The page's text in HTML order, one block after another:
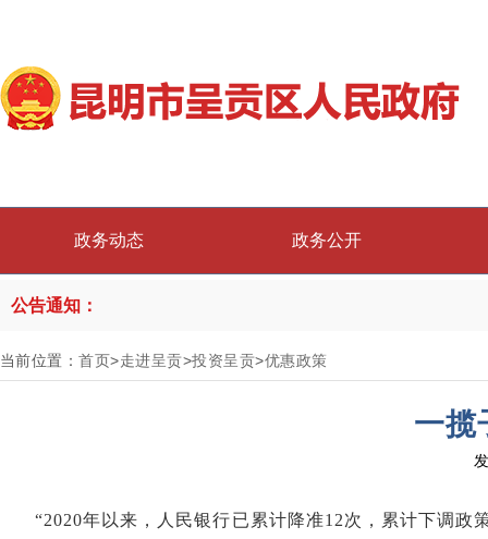
政务动态 政务公开
公告通知：
当前位置：首页>走进呈贡>投资呈贡>优惠政策
一揽
“2020年以来，人民银行已累计降准12次，累计下调